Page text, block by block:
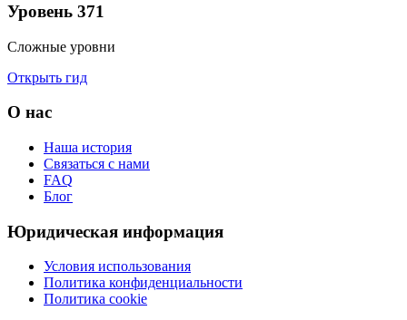
Уровень 371
Сложные уровни
Открыть гид
О нас
Наша история
Связаться с нами
FAQ
Блог
Юридическая информация
Условия использования
Политика конфиденциальности
Политика cookie